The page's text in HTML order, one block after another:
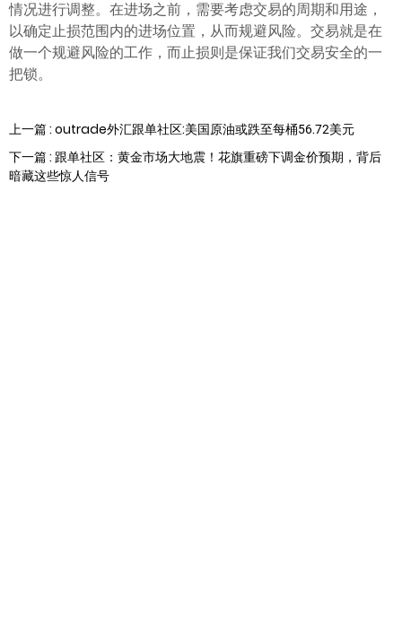
情况进行调整。在进场之前，需要考虑交易的周期和用途，
以确定止损范围内的进场位置，从而规避风险。交易就是在
做一个规避风险的工作，而止损则是保证我们交易安全的一
把锁。
上一篇 : outrade外汇跟单社区:美国原油或跌至每桶56.72美元
下一篇 : 跟单社区：黄金市场大地震！花旗重磅下调金价预期，背后
暗藏这些惊人信号